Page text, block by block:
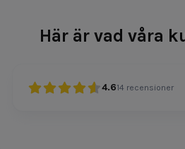
Här är vad våra
4.614 recensioner